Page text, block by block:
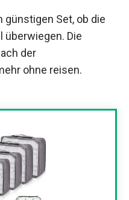
Set, ob die
überwiegen. Die
der
ohne reisen.